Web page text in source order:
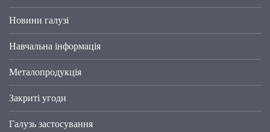
Новини галузі
Навчальна інформація
Металопродукція
Закриті угоди
Галузь застосування